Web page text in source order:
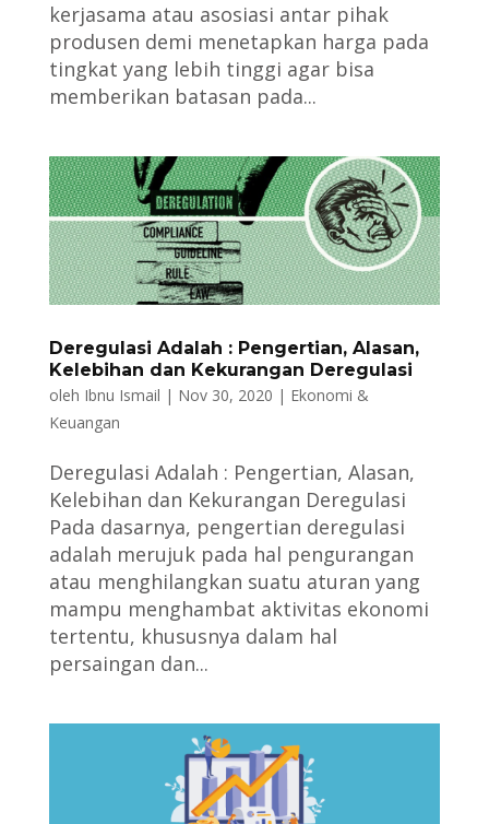
kerjasama atau asosiasi antar pihak
produsen demi menetapkan harga pada
tingkat yang lebih tinggi agar bisa
memberikan batasan pada...
Deregulasi Adalah : Pengertian, Alasan,
Kelebihan dan Kekurangan Deregulasi
oleh Ibnu Ismail | Nov 30, 2020 | Ekonomi &
Keuangan
Deregulasi Adalah : Pengertian, Alasan,
Kelebihan dan Kekurangan Deregulasi
Pada dasarnya, pengertian deregulasi
adalah merujuk pada hal pengurangan
atau menghilangkan suatu aturan yang
mampu menghambat aktivitas ekonomi
tertentu, khususnya dalam hal
persaingan dan...